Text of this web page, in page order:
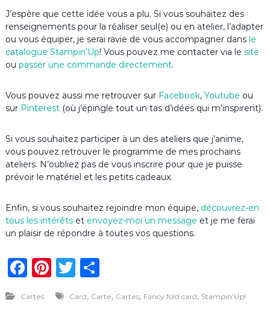
J’espère que cette idée vous a plu. Si vous souhaitez des
renseignements pour la réaliser seul(e) ou en atelier, l’adapter
ou vous équiper, je serai ravie de vous accompagner dans le
catalogue Stampin’Up! Vous pouvez me contacter via le site
ou passer une commande directement.
Vous pouvez aussi me retrouver sur Facebook, Youtube ou
sur Pinterest (où j’épingle tout un tas d’idées qui m’inspirent).
Si vous souhaitez participer à un des ateliers que j’anime,
vous pouvez retrouver le programme de mes prochains
ateliers. N’oubliez pas de vous inscrire pour que je puisse
prévoir le matériel et les petits cadeaux.
Enfin, si vous souhaitez rejoindre mon équipe, découvrez-en
tous les intérêtset envoyez-moi un message et je me ferai
un plaisir de répondre à toutes vos questions.
F
c
Pi
n
te
T
it
P
ta
Cartes Card, Carte, Cartes, Fancy fold card, Stampin'Up!